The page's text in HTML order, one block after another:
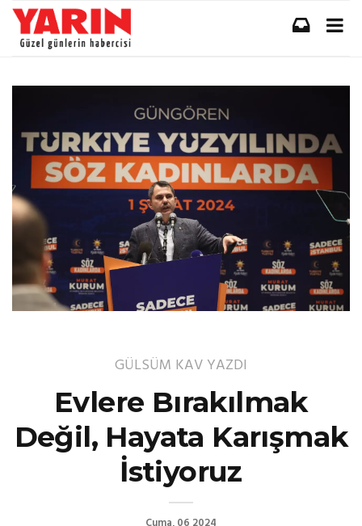
GÜLSÜM KAV YAZDI
Evlere Bırakılmak
Değil, Hayata Karışmak
İstiyoruz